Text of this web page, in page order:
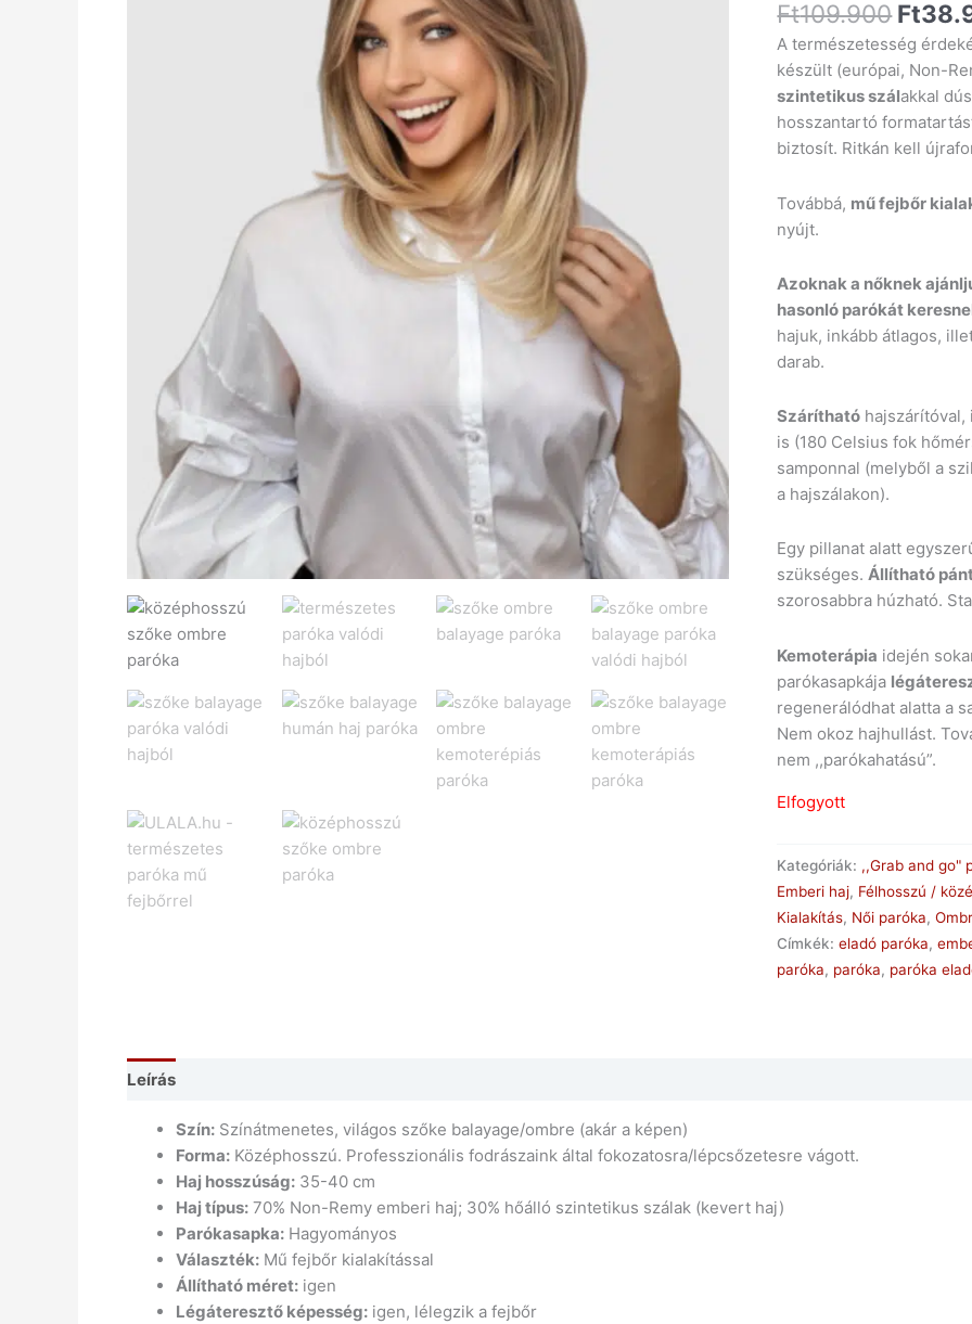
Ft109.900 Ft
A természetesség
készült (európai, Non-
szintetikus szálakkal
hosszantartó
biztosít. Ritkán kell
Továbbá, mű fejbőr
nyújt.
Azoknak a nőknek
hasonló parókát
hajuk, inkább átlagos,
darab.
Szárítható
is (180 Celsius fok
samponnal (melyből a
a hajszálakon).
Egy pillanat alatt
szükséges.Állítható
szorosabbra húzható.
Kemoterápia idején
parókasapkája
regenerálódhat alatta a
Nem okoz hajhullást.
nem ,,parókahatású”.
Elfogyott
Kategóriák: ,,Grab and go"
Emberi haj, Félhosszú /
Kialakítás, Női paróka,
Címkék:eladó paróka,
paróka, paróka, paróka
Leírás
Szín: Színátmenetes, világos szőke balayage/ombre (akár a képen)
Forma: Középhosszú. Professzionális fodrászaink által fokozatosra/lépcsőzetesre vágott.
Haj hosszúság: 35-40 cm
Haj típus: 70% Non-Remy emberi haj; 30% hőálló szintetikus szálak (kevert haj)
Parókasapka: Hagyományos
Választék: Mű fejbőr kialakítással
Állítható méret: igen
Légáteresztő képesség: igen, lélegzik a fejbőr